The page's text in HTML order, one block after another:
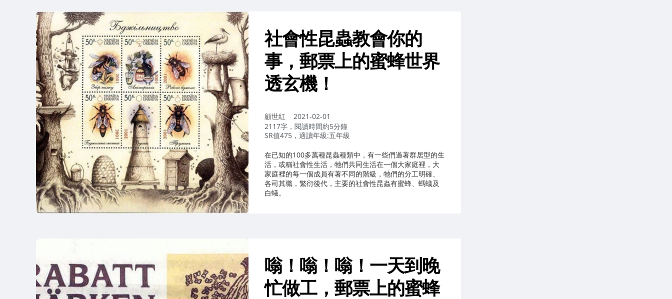
社會性昆蟲教會你的
事，郵票上的蜜蜂世界
透玄機！
作
者：
顧世紅
2021-02-01
2117字，閱讀時間約5分鐘
SR值475，適讀年級:五年級
在已知的100多萬種昆蟲種類中，有一些們過著群居型的生
活，或稱社會性生活，牠們共同生活在一個大家庭裡，大
家庭裡的每一個成員有著不同的階級，牠們的分工明確、
各司其職，繁衍後代，主要的社會性昆蟲有蜜蜂、螞蟻及
白蟻。
嗡！嗡！嗡！一天到晚
忙做工，郵票上的蜜蜂